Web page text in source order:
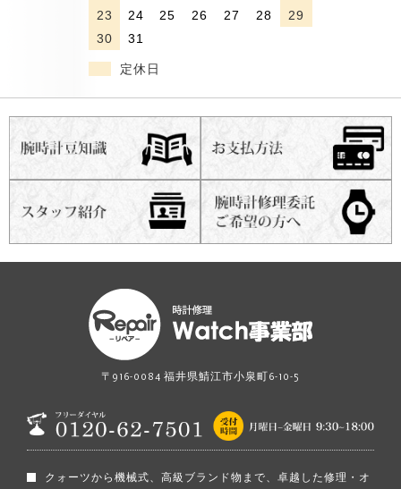
23
24 25 26 27 28
29
30
31
定休日
〒916-0084 福井県鯖江市小泉町6-10-5
クォーツから機械式、高級ブランド物まで、卓越した修理・オ